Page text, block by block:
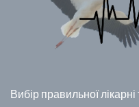
Вибір правильної